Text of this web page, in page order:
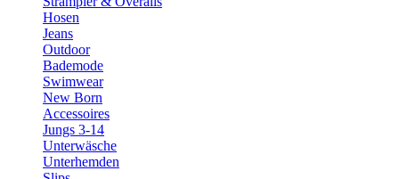
Hosen
Jeans
Outdoor
Bademode
Swimwear
New Born
Accessoires
Jungs 3-14
Unterwäsche
Unterhemden